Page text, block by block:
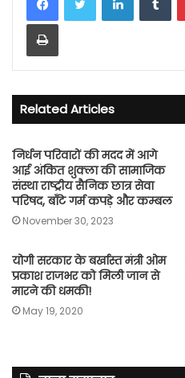
Print
Related Articles
निर्धन परिवारों की मदद में आगे
आई अंकित शुक्ला की सामाजिक
संस्था राष्ट्रीय सैनिक छात्र सेवा
परिषद, बाँटे गर्म कपड़े और कम्बल
November 30, 2023
योगी सरकार के बर्खास्त मंत्री ओम
प्रकाश राजभर को मिली जान से
मारने की धमकी!
May 19, 2020